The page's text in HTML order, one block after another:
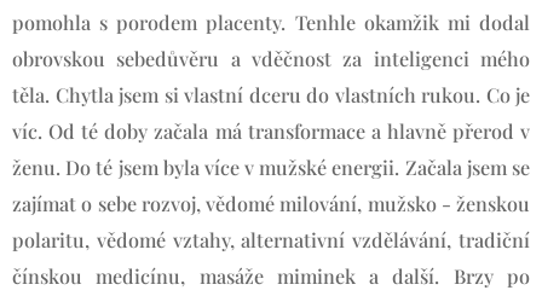
pomohla s porodem placenty. Tenhle okamžik mi dodal
obrovskou sebedůvěru a vděčnost za inteligenci mého
těla. Chytla jsem si vlastní dceru do vlastních rukou. Co je
víc. Od té doby začala má transformace a hlavně přerod v
ženu. Do té jsem byla více v mužské energii. Začala jsem se
zajímat o sebe rozvoj, vědomé milování, mužsko - ženskou
polaritu, vědomé vztahy, alternativní vzdělávání, tradiční
čínskou medicínu, masáže miminek a další. Brzy po